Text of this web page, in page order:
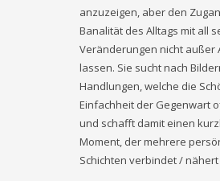
anzuzeigen, aber den
Banalität des Alltags mit all
Veränderungen nicht außer
lassen. Sie sucht nach
Handlungen, welche die
Einfachheit der Gegenwart
und schafft damit einen
Moment, der mehrere
Schichten verbindet /